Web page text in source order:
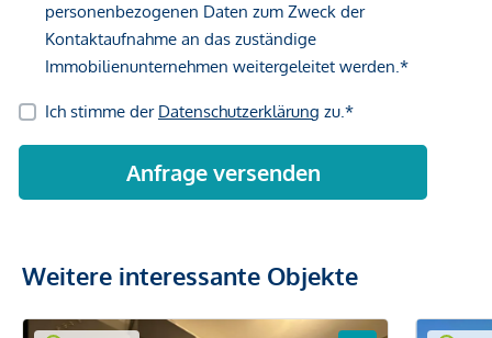
Weitere interessante Objekte